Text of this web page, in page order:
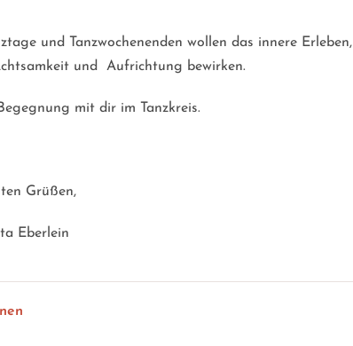
und Tanzwochenenden wollen das innere Erleben,
und Aufrichtung bewirken.
mit dir im Tanzkreis.
Grüßen,
Eberlein